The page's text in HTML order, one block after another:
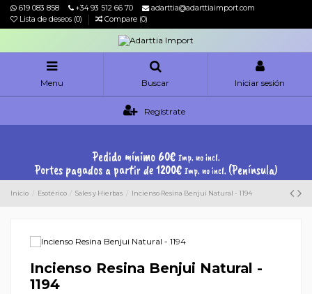
619 083 858 +34 93 512 66 70
adarttia@adarttiaimport.com
Lista de deseos (0) Compare (0)
Menu Buscar Iniciar sesión
Regístrate
Pedido mínimo 60€ Imp. no incl.
Portes pagados a partir de 1200€ Imp. no incl. (Península)
Inicio Esotérico Sales y Hierbas Incienso Resina Benjui Natural - 1194
Incienso Resina Benjui Natural -
1194